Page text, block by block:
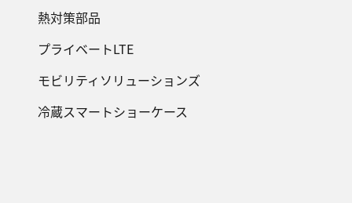
熱対策部品
プライベートLTE
モビリティソリューションズ
冷蔵スマートショーケース